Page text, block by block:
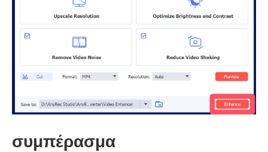
συμπέρασμα